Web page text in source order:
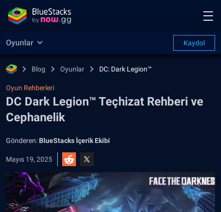
Oyunlar Kaydol
Blog Oyunlar DC: Dark Legion™
Oyun Rehberleri
DC Dark Legion™ Teçhizat Rehberi ve
Cephanelik
Gönderen: BlueStacks İçerik Ekibi
Mayıs 19, 2025